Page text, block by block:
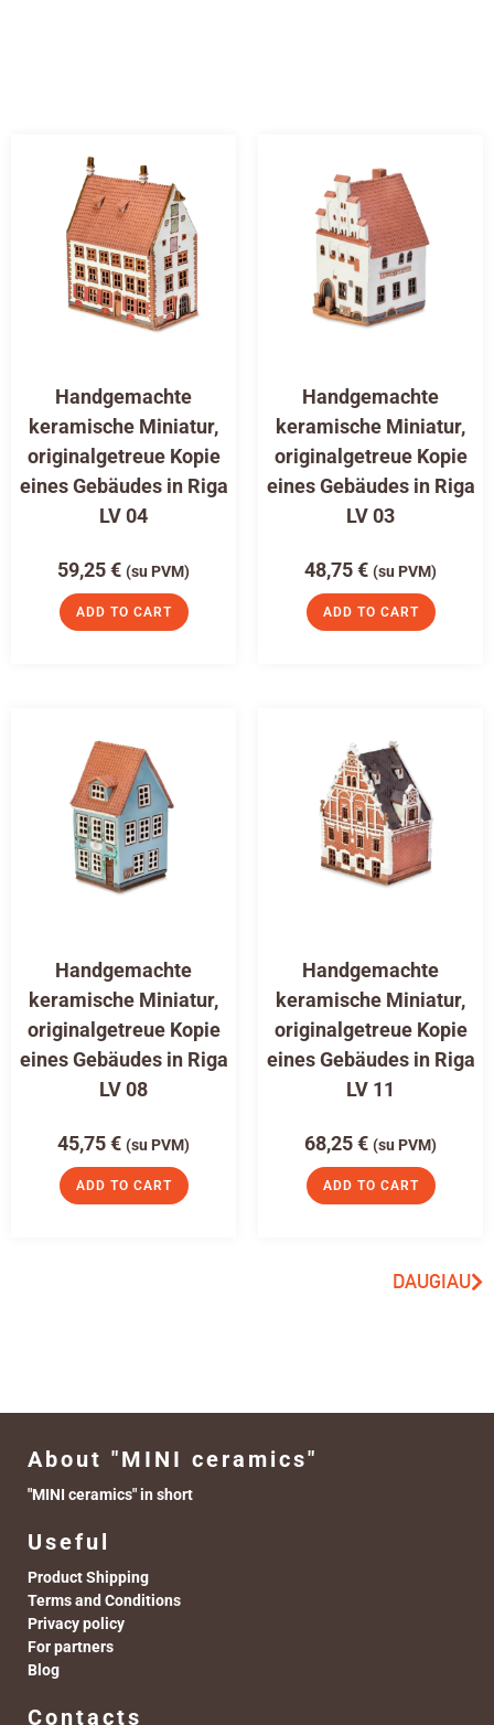
Handgemachte
keramische Miniatur,
originalgetreue Kopie
eines Gebäudes in Riga
LV 04
59,25€ (su PVM)
ADD TO CART
Handgemachte
keramische Miniatur,
originalgetreue Kopie
eines Gebäudes in Riga
LV 03
48,75€ (su PVM)
ADD TO CART
Handgemachte
keramische Miniatur,
originalgetreue Kopie
eines Gebäudes in Riga
LV 08
45,75€ (su PVM)
ADD TO CART
Handgemachte
keramische Miniatur,
originalgetreue Kopie
eines Gebäudes in Riga
LV 11
68,25€ (su PVM)
ADD TO CART
DAUGIAU
About "MINI ceramics"
"MINI ceramics" in short
Useful
Product Shipping
Terms and Conditions
Privacy policy
For partners
Blog
Contacts